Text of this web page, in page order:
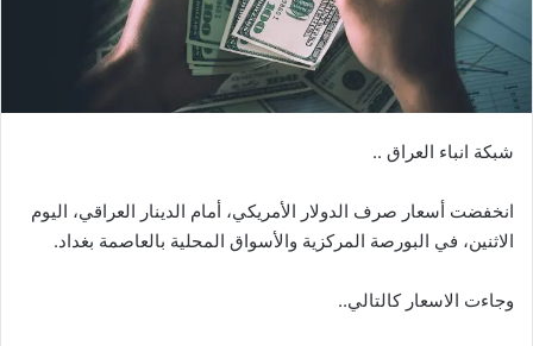
شبكة انباء العراق ..
انخفضت أسعار صرف الدولار الأمريكي، أمام الدينار العراقي، اليوم
الاثنين، في البورصة المركزية والأسواق المحلية بالعاصمة بغداد.
وجاءت الاسعار كالتالي..